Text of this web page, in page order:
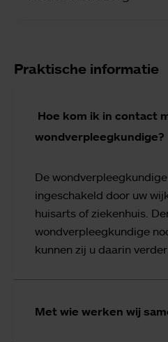
Praktische informatie
Hoe kom ik in contact
wondverpleegkundige?
De
ingeschakeld door uw
huisarts of ziekenhuis.
wondverpleegkundige
kunnen zij u daarin verder
Met wie werken wij